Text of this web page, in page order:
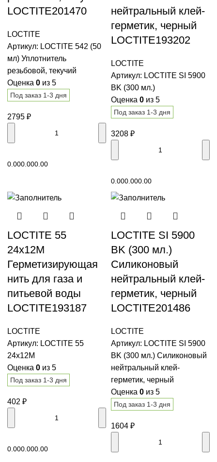
LOCTITE201470
LOCTITE
Артикул: LOCTITE 542 (50
мл) Уплотнитель
резьбовой, текучий
Оценка 0 из 5
Под заказ 1-3 дня
2795 ₽
0.000.000.00
нейтральный клей-
герметик, черный
LOCTITE193202
LOCTITE
Артикул: LOCTITE SI 5900
BK (300 мл.)
Оценка 0 из 5
Под заказ 1-3 дня
3208 ₽
0.000.000.00
LOCTITE 55
24x12M
Герметизирующая
нить для газа и
питьевой воды
LOCTITE193187
LOCTITE
Артикул: LOCTITE 55
24x12M
Оценка 0 из 5
Под заказ 1-3 дня
402 ₽
0.000.000.00
LOCTITE SI 5900
BK (300 мл.)
Силиконовый
нейтральный клей-
герметик, черный
LOCTITE201486
LOCTITE
Артикул: LOCTITE SI 5900
BK (300 мл.) Силиконовый
нейтральный клей-
герметик, черный
Оценка 0 из 5
Под заказ 1-3 дня
1604 ₽